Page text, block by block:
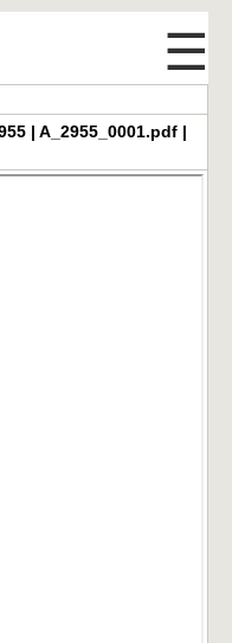
☰
| A_2955_0001.pdf |